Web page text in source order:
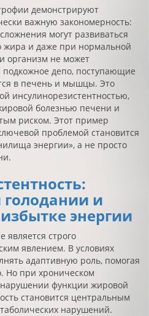
демонстрируют
важную закономерность:
могут развиваться
жира и даже при нормальной
организм не может
депо, поступающие
в печень и мышцы. Это
инсулинорезистентностью,
болезнью печени и
риском. Этот пример
проблемой становится
энергии», а не просто
и
энергии
является строго
явлением. В условиях
адаптивную роль, помогая
Но при хроническом
функции жировой
становится центральным
нарушений.